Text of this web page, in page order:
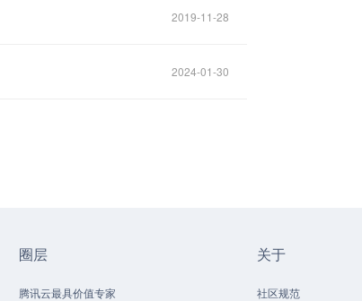
2019-11-28
2024-01-30
圈层
腾讯云最具价值专家
关于
社区规范